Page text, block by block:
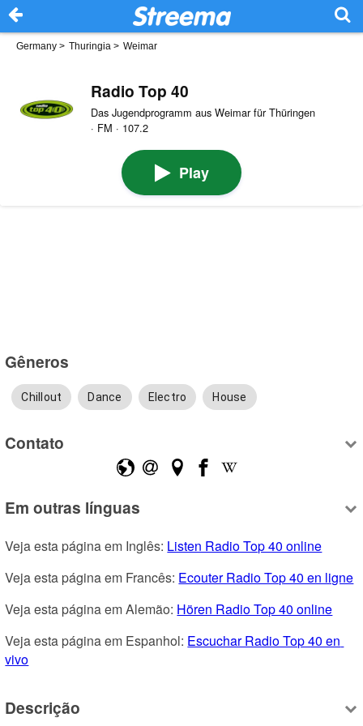
Germany > Thuringia > Weimar
Radio Top 40
Das Jugendprogramm aus Weimar für Thüringen
· FM · 107.2
Play
Gêneros
Chillout Dance Electro House
Contato
Em outras línguas
Veja esta página em Inglês: Listen Radio Top 40 online
Veja esta página em Francês: Ecouter Radio Top 40 en ligne
Veja esta página em Alemão: Hören Radio Top 40 online
Veja esta página em Espanhol: Escuchar Radio Top 40 en
vivo
Descrição